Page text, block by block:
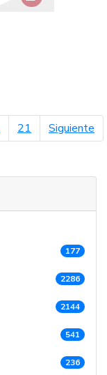
21 Siguiente
177
2286
2144
541
236